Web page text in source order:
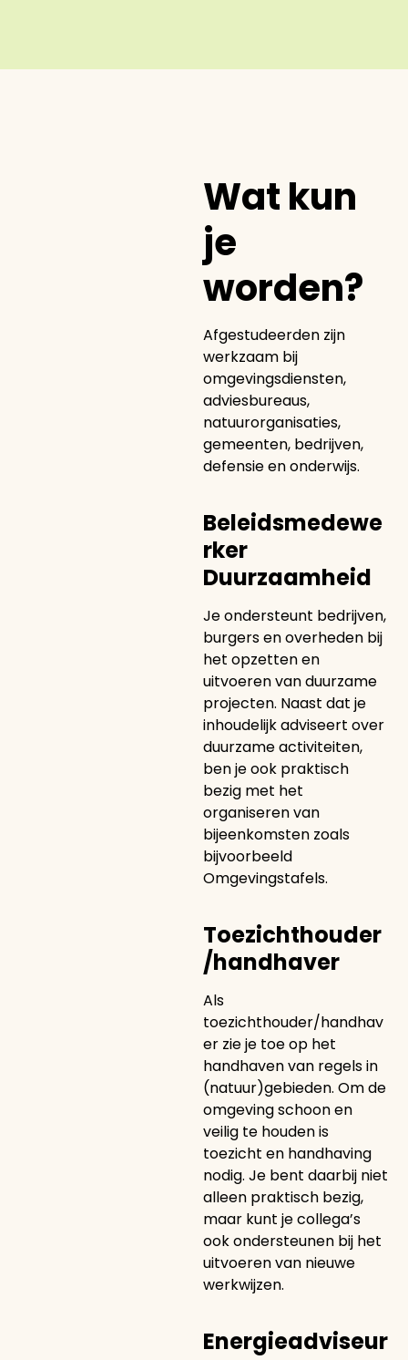
Wat kun
je
worden?
Afgestudeerden zijn
werkzaam bij
omgevingsdiensten,
adviesbureaus,
natuurorganisaties,
gemeenten, bedrijven,
defensie en onderwijs.
Beleidsmedewe
rker
Duurzaamheid
Je ondersteunt bedrijven,
burgers en overheden bij
het opzetten en
uitvoeren van duurzame
projecten. Naast dat je
inhoudelijk adviseert over
duurzame activiteiten,
ben je ook praktisch
bezig met het
organiseren van
bijeenkomsten zoals
bijvoorbeeld
Omgevingstafels.
Toezichthouder
/handhaver
Als
toezichthouder/handhav
er zie je toe op het
handhaven van regels in
(natuur)gebieden. Om de
omgeving schoon en
veilig te houden is
toezicht en handhaving
nodig. Je bent daarbij niet
alleen praktisch bezig,
maar kunt je collega’s
ook ondersteunen bij het
uitvoeren van nieuwe
werkwijzen.
Energieadviseur